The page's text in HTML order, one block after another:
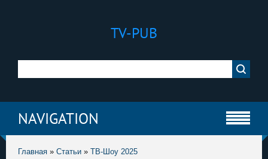
TV-PUB
NAVIGATION
Главная » Статьи » ТВ-Шоу 2025